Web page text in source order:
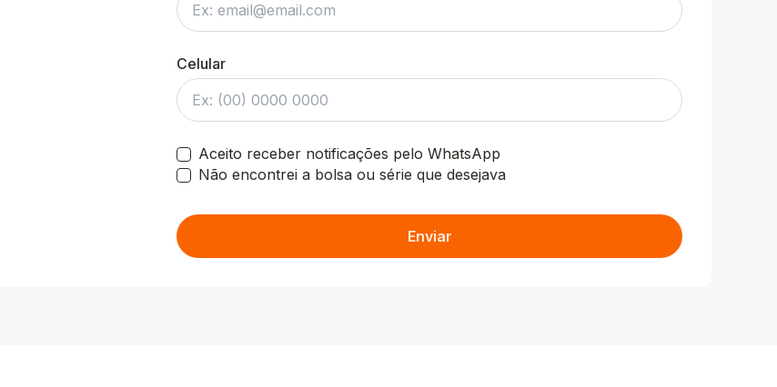
Celular
Aceito receber notificações pelo WhatsApp
Não encontrei a bolsa ou série que desejava
Enviar